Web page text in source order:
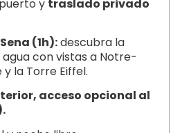
y traslado privado
(1h):descubra la
con vistas a Notre-
y la Torre Eiffel.
acceso opcional al